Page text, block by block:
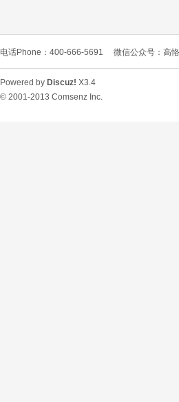
电话Phone：400-666-5691 微信公众号：高
Powered by Discuz! X3.4
© 2001-2013 Comsenz Inc.